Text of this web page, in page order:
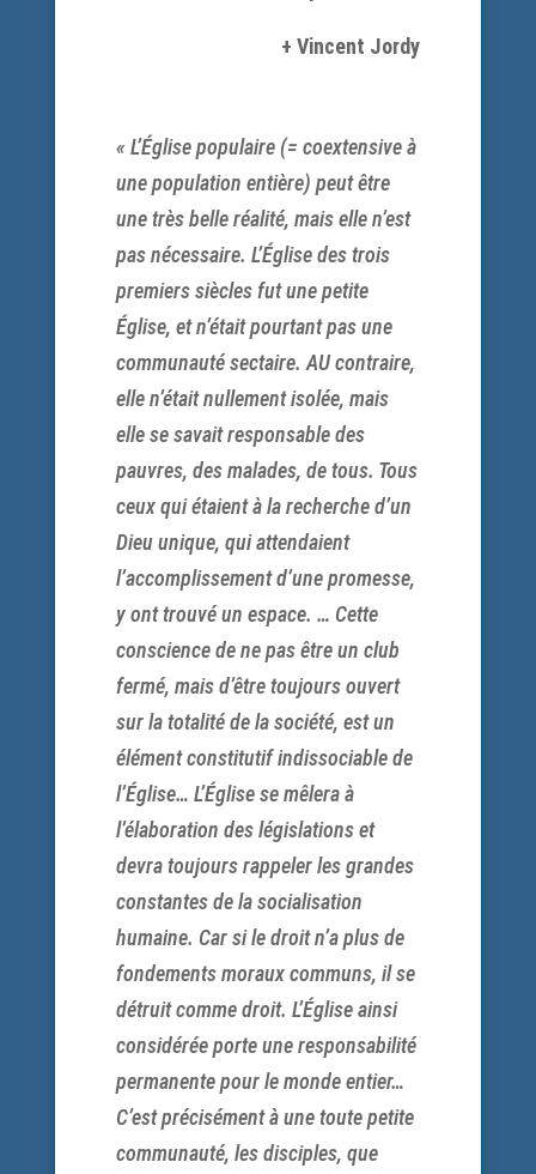
+ Vincent Jordy
« L’Église populaire (= coextensive à
une population entière) peut être
une très belle réalité, mais elle n’est
pas nécessaire. L’Église des trois
premiers siècles fut une petite
Église, et n’était pourtant pas une
communauté sectaire. AU contraire,
elle n’était nullement isolée, mais
elle se savait responsable des
pauvres, des malades, de tous. Tous
ceux qui étaient à la recherche d’un
Dieu unique, qui attendaient
l’accomplissement d’une promesse,
y ont trouvé un espace. … Cette
conscience de ne pas être un club
fermé, mais d’être toujours ouvert
sur la totalité de la société, est un
élément constitutif indissociable de
l’Église… L’Église se mêlera à
l’élaboration des législations et
devra toujours rappeler les grandes
constantes de la socialisation
humaine. Car si le droit n’a plus de
fondements moraux communs, il se
détruit comme droit. L’Église ainsi
considérée porte une responsabilité
permanente pour le monde entier…
C’est précisément à une toute petite
communauté, les disciples, que